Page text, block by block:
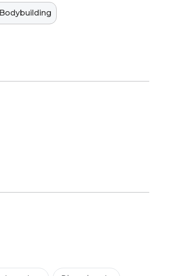
Bodybuilding